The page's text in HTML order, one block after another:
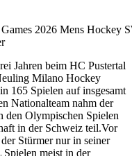
2026 Mens Hockey
Jahren beim HC Pustertal
Milano Hockey
165 Spielen auf insgesamt
Nationalteam nahm der
den Olympischen Spielen
in der Schweiz teil.Vor
Stürmer nur in seiner
meist in der